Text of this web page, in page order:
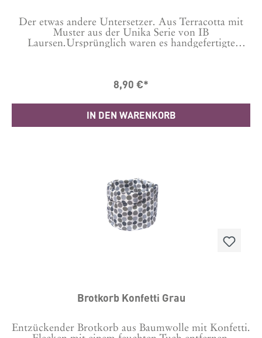
Der etwas andere Untersetzer. Aus Terracotta mit
Muster aus der Unika Serie von IB
Laursen.Ursprünglich waren es handgefertigte
einen kleinen Topf, eine heiße Schüssel oder mehrere
Muster. Beim Versand wählen wir eines aus. Wenn es
dir wichtig ist, schreibe bitte dazu was du gern
möchtest.Material: TerracottaDurchmesser: ca. 21
8,90 €*
IN DEN WARENKORB
Brotkorb Konfetti Grau
Entzückender Brotkorb aus Baumwolle mit Konfetti.